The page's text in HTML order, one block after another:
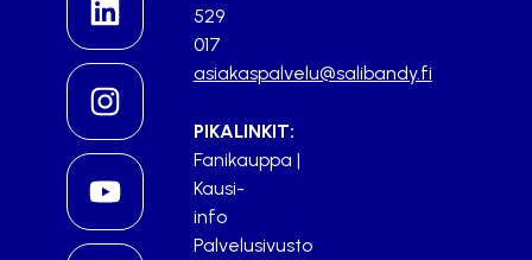
529
017
asiakaspalvelu@salibandy.fi
PIKALINKIT:
Fanikauppa |
Kausi-
info
Palvelusivusto